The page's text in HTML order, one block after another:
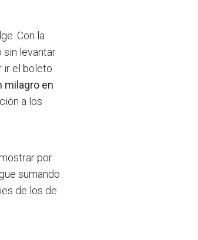
Con la
sin levantar
ir el boleto
milagro en
a los
por
sumando
de los de